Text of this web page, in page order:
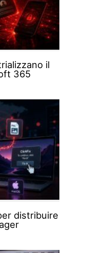
il
365
distribuire